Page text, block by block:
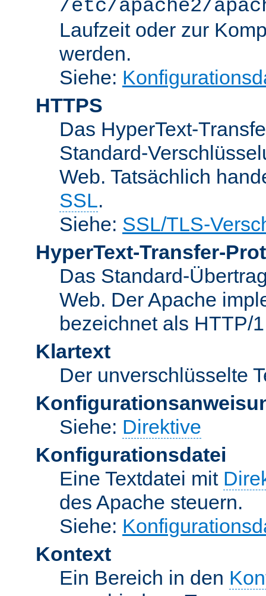
/etc/apache2/
Laufzeit oder zur
werden.
Siehe:
HTTPS
Das HyperText-
Standard-
Web. Tatsächlich
SSL.
Siehe: SSL/TLS-
HyperText-Transfer-
Das Standard-
Web. Der Apache
bezeichnet als HTTP/
Klartext
Der unverschlüsselte
Siehe: Direktive
Konfigurationsdatei
Eine Textdatei mit
des Apache steuern.
Siehe:
Kontext
Ein Bereich in den